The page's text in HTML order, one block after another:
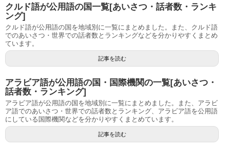
クルド語が公用語の国一覧[あいさつ・話者数・ランキ
ング]
クルド語が公用語の国を地域別に一覧にまとめました。また、クルド語
でのあいさつ・世界での話者数とランキングなどを分かりやすくまとめ
ています。
記事を読む
アラビア語が公用語の国・国際機関の一覧[あいさつ・
話者数・ランキング]
アラビア語が公用語の国を地域別に一覧にまとめました。また、アラビ
ア語でのあいさつ・世界での話者数とランキング、アラビア語を公用語
にしている国際機関などを分かりやすくまとめています。
記事を読む